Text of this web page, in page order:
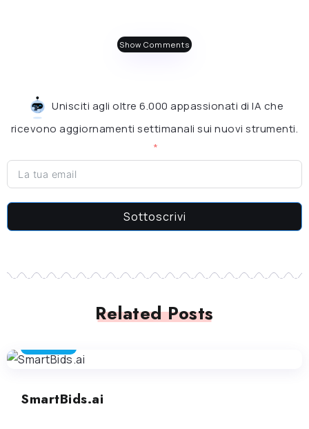
Show Comments
Unisciti agli oltre 6.000 appassionati di IA che
ricevono aggiornamenti settimanali sui nuovi strumenti.
Sottoscrivi
Related Posts
SmartBids.ai